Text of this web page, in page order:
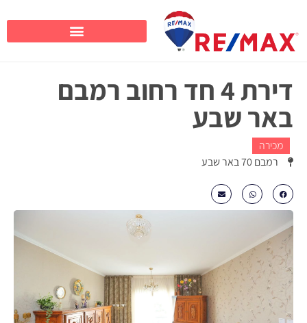
דירת 4 חד רחוב רמבם
באר שבע
מכירה
רמבם 70 באר שבע
₪1290000